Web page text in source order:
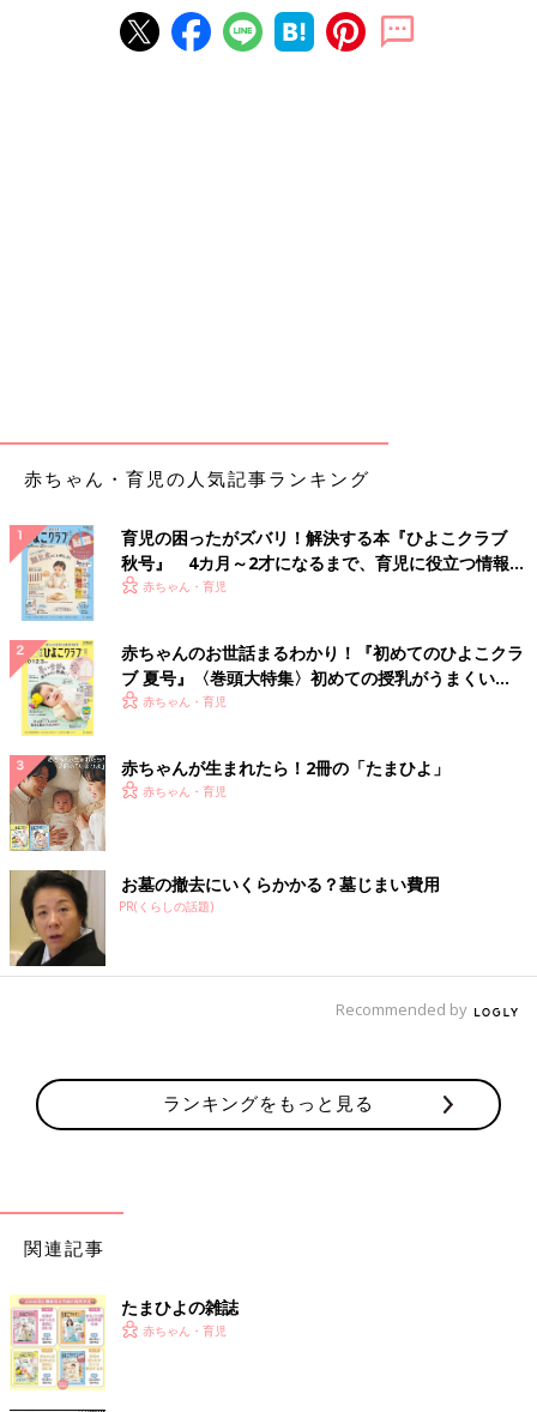
赤ちゃん・育児の人気記事ランキング
育児の困ったがズバリ！解決する本『ひよこクラブ
秋号』 4カ月～2才になるまで、育児に役立つ情報が
いっぱい！
赤ちゃん・育児
赤ちゃんのお世話まるわかり！『初めてのひよこクラ
ブ 夏号』〈巻頭大特集〉初めての授乳がうまくい
く！ おっぱい・ミルクの基本と夏のトラブル 解決テ
赤ちゃん・育児
赤ちゃんが生まれたら！2冊の「たまひよ」
赤ちゃん・育児
お墓の撤去にいくらかかる？墓じまい費用
PR(くらしの話題)
Recommended by
ランキングをもっと見る
関連記事
たまひよの雑誌
赤ちゃん・育児